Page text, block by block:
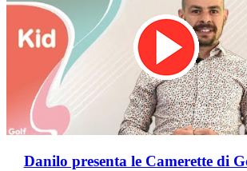
Danilo presenta le Camerette di